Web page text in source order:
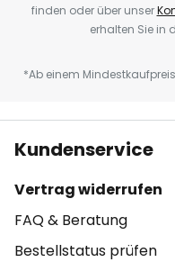
finden oder über unser
erhalten Sie in
*Ab einem
Kundenservice
Vertrag widerrufen
FAQ & Beratung
Bestellstatus prüfen